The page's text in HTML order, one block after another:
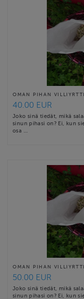
OMAN PIHAN
40.00 EUR
Joko sinä tiedät, mikä
sinun pihasi on? Ei, kun
osa …
OMAN PIHAN
50.00 EUR
Joko sinä tiedät, mikä
sinun pihasi on? Ei, kun